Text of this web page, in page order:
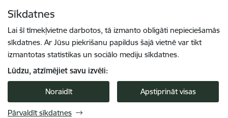
Sīkdatnes
Lai šī tīmekļvietne darbotos, tā izmanto obligāti nepieciešamās
sīkdatnes. Ar Jūsu piekrišanu papildus šajā vietnē var tikt
izmantotas statistikas un sociālo mediju sīkdatnes.
Lūdzu, atzīmējiet savu izvēli:
Noraidīt Apstiprināt visas
Pārvaldīt sīkdatnes